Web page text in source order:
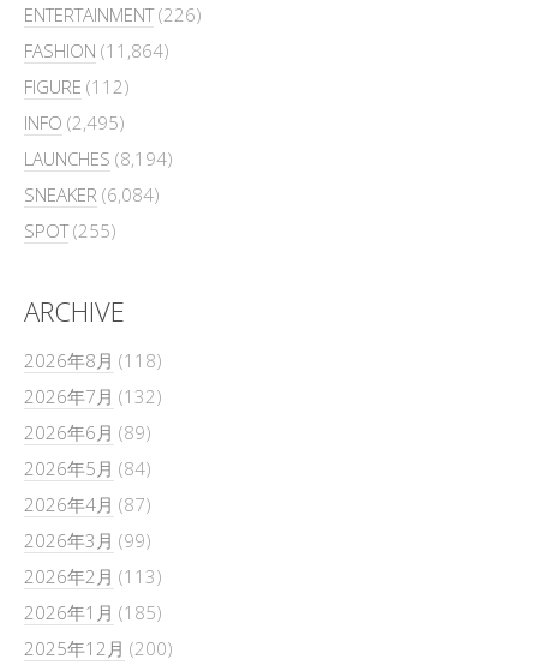
ENTERTAINMENT(226)
FASHION (11,864)
FIGURE (112)
INFO (2,495)
LAUNCHES (8,194)
SNEAKER (6,084)
SPOT(255)
ARCHIVE
2026年8月 (118)
2026年7月 (132)
2026年6月 (89)
2026年5月 (84)
2026年4月 (87)
2026年3月 (99)
2026年2月 (113)
2026年1月 (185)
2025年12月 (200)